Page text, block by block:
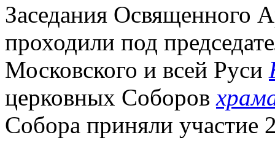
Заседания Освященного
проходили под
Московского и всей Руси
церковных Соборов
Собора приняли участие